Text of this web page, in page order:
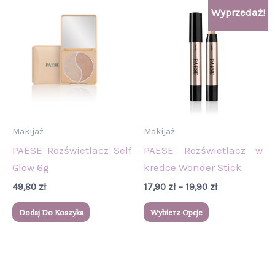
Makijaż
PAESE Rozświetlacz Self
Glow 6g
49,80 zł
Dodaj Do Koszyka
Wyprzedaż!
Makijaż
PAESE Rozświetlacz w
kredce Wonder Stick
17,90 zł – 19,90 zł
cen:
17,90 zł
Wybierz Opcje
Ten
ma
wiele
wariantów.
można
na
stronie